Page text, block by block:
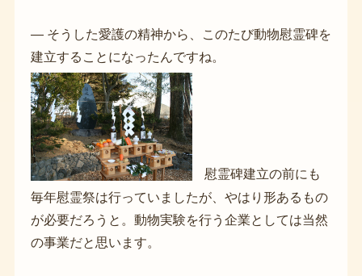
― そうした愛護の精神から、このたび動物慰霊碑を
建立することになったんですね。
慰霊碑建立の前にも
毎年慰霊祭は行っていましたが、やはり形あるもの
が必要だろうと。動物実験を行う企業としては当然
の事業だと思います。